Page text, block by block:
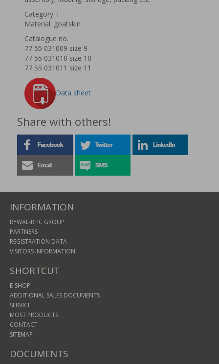
Category: I
Material: goatskin
Catalogue no.
77 55 031009 size 9
77 55 031010 size 10
77 55 031011 size 11
Data sheet
Share with others!
INFORMATION
RYWAL-RHC GROUP
PARTNERS
REGISTRATION DATA
VISITORS INFORMATION
SHORTCUT
E-SHOP
ADDITIONAL SALES DOCUMENTS
SERVICE
MOST PRODUCTS
CONTACT
SITEMAP
DOCUMENTS